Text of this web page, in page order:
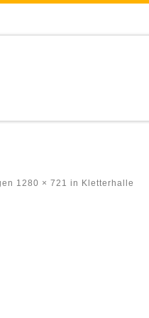
1280 × 721 in Kletterhalle